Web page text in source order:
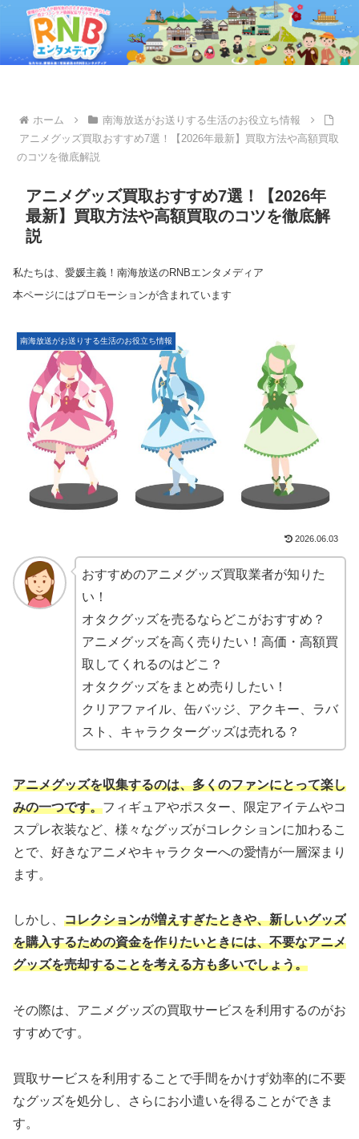
ホーム
南海放送がお送りする生活のお役立ち情報
アニメグッズ買取おすすめ7選！【2026年最新】買取方法や高額買取
のコツを徹底解説
アニメグッズ買取おすすめ7選！【2026年
最新】買取方法や高額買取のコツを徹底解
説
私たちは、愛媛主義！南海放送のRNBエンタメディア
本ページにはプロモーションが含まれています
南海放送がお送りする生活のお役立ち情報
2026.06.03
おすすめのアニメグッズ買取業者が知りた
い！
オタクグッズを売るならどこがおすすめ？
アニメグッズを高く売りたい！高価・高額買
取してくれるのはどこ？
オタクグッズをまとめ売りしたい！
クリアファイル、缶バッジ、アクキー、ラバ
スト、キャラクターグッズは売れる？
アニメグッズを収集するのは、多くのファンにとって楽し
みの一つです。フィギュアやポスター、限定アイテムやコ
スプレ衣装など、様々なグッズがコレクションに加わるこ
とで、好きなアニメやキャラクターへの愛情が一層深まり
ます。
しかし、 コレクションが増えすぎたときや、新しいグッズ
を購入するための資金を作りたいときには、不要なアニメ
グッズを売却することを考える方も多いでしょう。
その際は、アニメグッズの買取サービスを利用するのがお
すすめです。
買取サービスを利用することで手間をかけず効率的に不要
なグッズを処分し、さらにお小遣いを得ることができま
す。